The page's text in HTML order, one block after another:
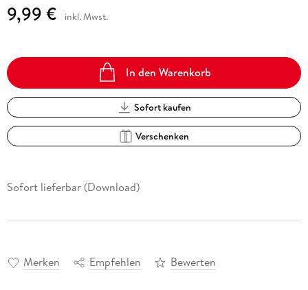
9,99 € inkl. Mwst.
In den Warenkorb
Sofort kaufen
Verschenken
Sofort lieferbar (Download)
Merken Empfehlen Bewerten